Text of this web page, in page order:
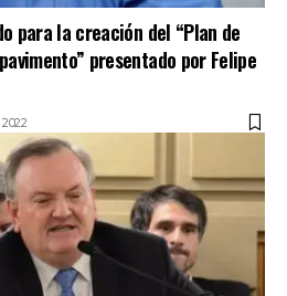
para la creación del “Plan de
presentado por Felipe